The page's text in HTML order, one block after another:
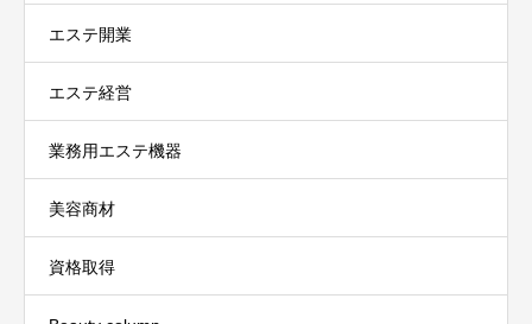
エステ開業
エステ経営
業務用エステ機器
美容商材
資格取得